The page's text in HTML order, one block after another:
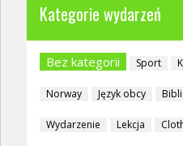
Kategorie wydarzeń
Bez kategorii Sport
Norway Język obcy
Wydarzenie Lekcja